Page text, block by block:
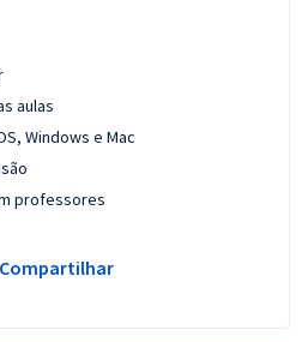
aulas
Windows e Mac
professores
Compartilhar